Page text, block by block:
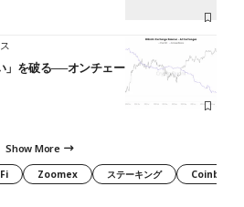
を破る──オンチェーンデータが異例の
Show More
Zoomex ステーキング Coinbase